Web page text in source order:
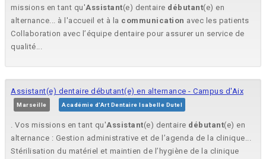
missions en tant qu'Assistant(e) dentaire débutant(e) en
alternance... à l'accueil et à la communication avec les patients
Collaboration avec l’équipe dentaire pour assurer un service de
qualité...
Assistant(e) dentaire débutant(e) en alternance - Campus d'Aix
Marseille Académie d'Art Dentaire Isabelle Dutel
. Vos missions en tant qu'Assistant(e) dentaire débutant(e) en
alternance : Gestion administrative et de l’agenda de la clinique...
Stérilisation du matériel et maintien de l’hygiène de la clinique